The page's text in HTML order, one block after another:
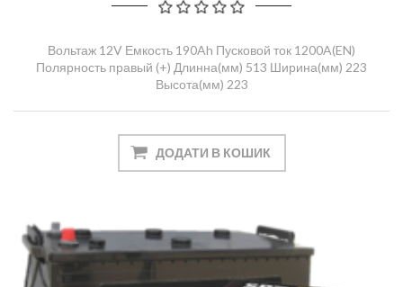
Вольтаж 12V Емкость 190Ah Пусковой ток 1200A(EN)
Полярность правый (+) Длинна(мм) 513 Ширина(мм) 223
Высота(мм) 223